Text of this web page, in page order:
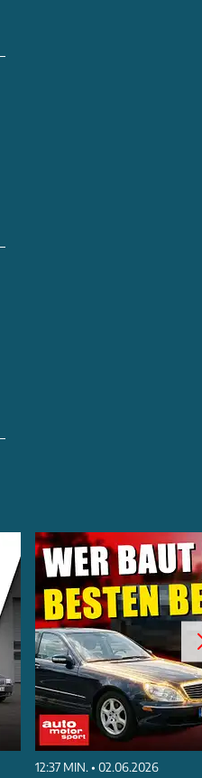
12:37 MIN. • 02.06.2026